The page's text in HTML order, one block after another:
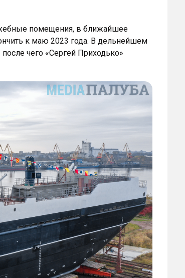
помещения, в ближайшее
к маю 2023 года. В дельнейшем
чего «Сергей Приходько»